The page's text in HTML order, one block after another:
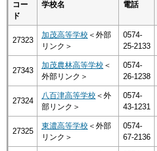
コー
ド
学校名 電話
27323
加茂高等学校 ＜外部
リンク＞
0574-
25-2133
27343
加茂農林高等学校 ＜
外部リンク＞
0574-
26-1238
27324
八百津高等学校 ＜外
部リンク＞
0574-
43-1231
27325
東濃高等学校 ＜外部
リンク＞
0574-
67-2136